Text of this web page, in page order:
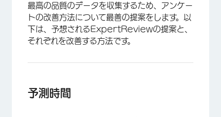
アクセシビリティ：WCAG
質問の読みやすさ
アンケートの最後の質問は説明テキスト
クアルトリクス認定質問を使用する
最高の品質のデータを収集するため、アンケー
トの改善方法について最善の提案をします。以
下は、予想されるExpertReviewの提案と、
それぞれを改善する方法です。
予測時間